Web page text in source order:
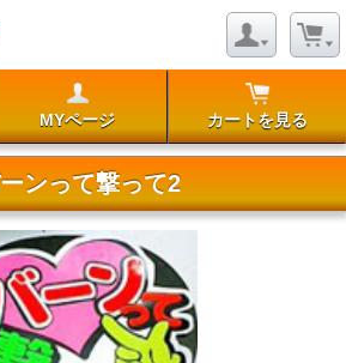
MYページ カートを見る
ンって撃って2